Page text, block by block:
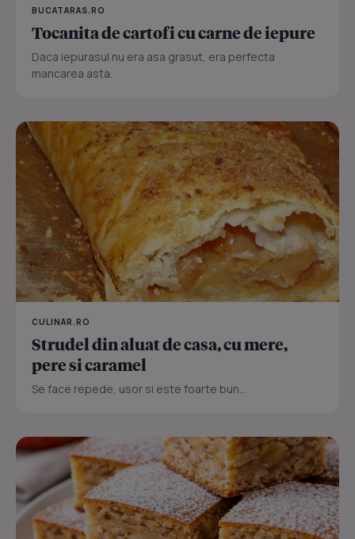
BUCATARAS.RO
Tocanita de cartofi cu carne de iepure
Daca iepurasul nu era asa grasut, era perfecta
mancarea asta.
CULINAR.RO
Strudel din aluat de casa, cu mere,
pere si caramel
Se face repede, usor si este foarte bun...